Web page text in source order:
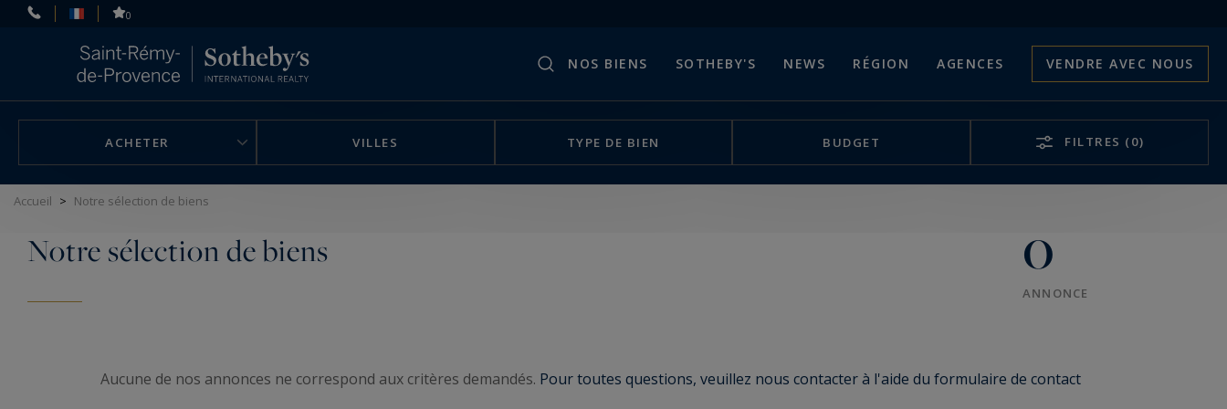
0
NOS BIENS SOTHEBY'S NEWS RÉGION AGENCES VENDRE AVEC NOUS
ACHETER VILLES TYPE DE BIEN BUDGET FILTRES (0)
Accueil > Notre sélection de biens
Notre sélection de biens 0
ANNONCE
Aucune de nos annonces ne correspond aux critères demandés. Pour toutes questions, veuillez nous contacter à l'aide du formulaire de contact
Panneau de gestion des cookies